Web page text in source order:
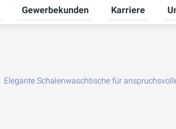
Untermenü für Privatkunden umschalten
Gewerbekunden
Untermenü für
Karriere
Elegante Schalenwaschtische für